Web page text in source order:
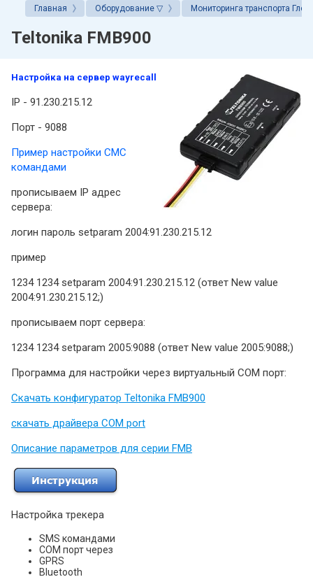
Главная Оборудование ▽ Мониторинга транспорта
Teltonika FMB900
Настройка на сервер wayrecall
IP - 91.230.215.12
Порт - 9088
Пример настройки СМС
командами
прописываем IP адрес
сервера:
логин пароль setparam 2004:91.230.215.12
пример
1234 1234 setparam 2004:91.230.215.12 (ответ New value
2004:91.230.215.12;)
прописываем порт сервера:
1234 1234 setparam 2005:9088 (ответ New value 2005:9088;)
Программа для настройки через виртуальный COM порт:
Скачать конфигуратор Teltonika FMB900
скачать драйвера COM port
Описание параметров для серии FMB
Настройка трекера
SMS командами
COM порт через
GPRS
Bluetooth